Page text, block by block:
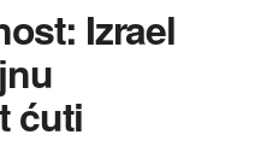
Izrael
ćuti